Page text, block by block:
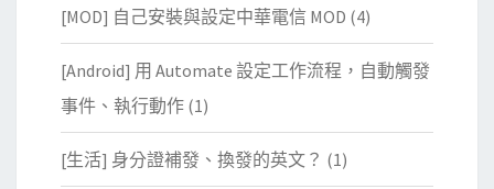
[MOD] 自己安裝與設定中華電信 MOD (4)
[Android] 用 Automate 設定工作流程，自動觸發
事件、執行動作 (1)
[生活] 身分證補發、換發的英文？ (1)